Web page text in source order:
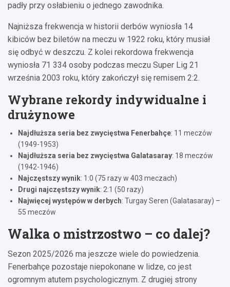
padły przy osłabieniu o jednego zawodnika.
Najniższa frekwencja w historii derbów wyniosła 14
kibiców bez biletów na meczu w 1922 roku, który musiał
się odbyć w deszczu. Z kolei rekordowa frekwencja
wyniosła 71 334 osoby podczas meczu Super Lig 21
września 2003 roku, który zakończył się remisem 2:2.
Wybrane rekordy indywidualne i
drużynowe
Najdłuższa seria bez zwycięstwa Fenerbahçe: 11 meczów
(1949-1953)
Najdłuższa seria bez zwycięstwa Galatasaray: 18 meczów
(1942-1946)
Najczęstszy wynik: 1:0 (75 razy w 403 meczach)
Drugi najczęstszy wynik: 2:1 (50 razy)
Najwięcej występów w derbych: Turgay Seren (Galatasaray) –
55 meczów
Walka o mistrzostwo – co dalej?
Sezon 2025/2026 ma jeszcze wiele do powiedzenia.
Fenerbahçe pozostaje niepokonane w lidze, co jest
ogromnym atutem psychologicznym. Z drugiej strony